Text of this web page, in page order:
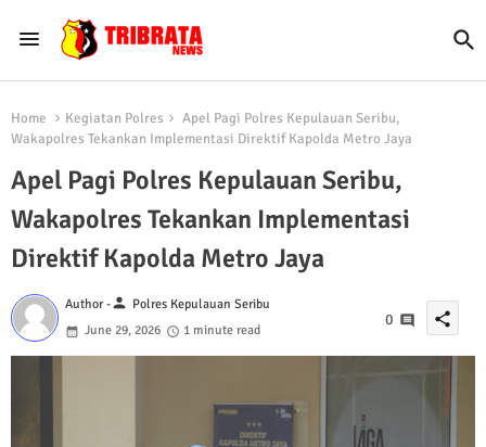
Home Kegiatan Polres
Apel Pagi Polres Kepulauan Seribu,
Wakapolres Tekankan Implementasi Direktif Kapolda Metro Jaya
Apel Pagi Polres Kepulauan Seribu,
Wakapolres Tekankan Implementasi
Direktif Kapolda Metro Jaya
Author -person Polres Kepulauan Seribu
June 29, 2026
1 minute read
0 share